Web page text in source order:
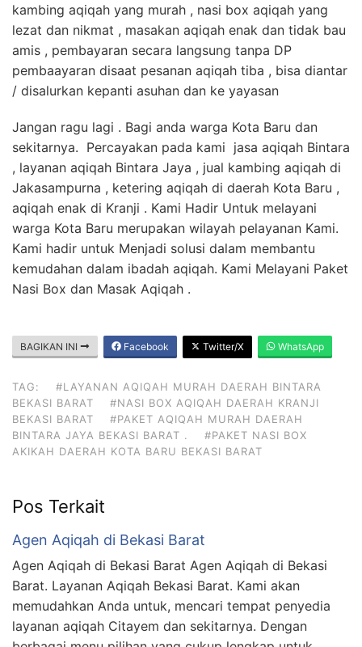
kambing aqiqah yang murah , nasi box aqiqah yang
lezat dan nikmat , masakan aqiqah enak dan tidak bau
amis , pembayaran secara langsung tanpa DP
pembaayaran disaat pesanan aqiqah tiba , bisa diantar
/ disalurkan kepanti asuhan dan ke yayasan
Jangan ragu lagi . Bagi anda warga Kota Baru dan
sekitarnya. Percayakan pada kami jasa aqiqah Bintara
, layanan aqiqah Bintara Jaya , jual kambing aqiqah di
Jakasampurna , ketering aqiqah di daerah Kota Baru ,
aqiqah enak di Kranji . Kami Hadir Untuk melayani
warga Kota Baru merupakan wilayah pelayanan Kami.
Kami hadir untuk Menjadi solusi dalam membantu
kemudahan dalam ibadah aqiqah. Kami Melayani Paket
Nasi Box dan Masak Aqiqah .
BAGIKAN INI Facebook Twitter/X WhatsApp
TAG:
#LAYANAN AQIQAH MURAH DAERAH BINTARA
BEKASI BARAT
#NASI BOX AQIQAH DAERAH KRANJI
BEKASI BARAT
#PAKET AQIQAH MURAH DAERAH
BINTARA JAYA BEKASI BARAT .
#PAKET NASI BOX
AKIKAH DAERAH KOTA BARU BEKASI BARAT
Pos Terkait
Agen Aqiqah di Bekasi Barat
Agen Aqiqah di Bekasi Barat Agen Aqiqah di Bekasi
Barat. Layanan Aqiqah Bekasi Barat. Kami akan
memudahkan Anda untuk, mencari tempat penyedia
layanan aqiqah Citayem dan sekitarnya. Dengan